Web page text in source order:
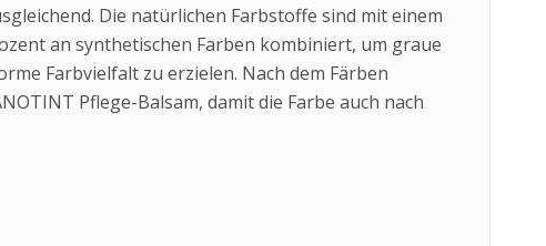
Die natürlichen Farbstoffe sind mit einem
an synthetischen Farben kombiniert, um graue
Farbvielfalt zu erzielen. Nach dem Färben
Pflege-Balsam, damit die Farbe auch nach